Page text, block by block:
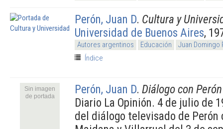
Perón, Juan D. Cultura y
Universidad de Buenos Aires,
Autores argentinos Educación
Juan Domingo
Índice
Sin imagen
de portada
Perón, Juan D. Diálogo con Perón
Diario La Opinión. 4 de julio de
del diálogo televisado de Perón